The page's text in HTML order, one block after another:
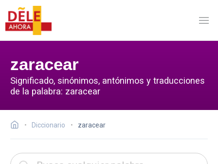
zaracear
Significado, sinónimos, antónimos y traducciones
de la palabra: zaracear
Diccionario zaracear